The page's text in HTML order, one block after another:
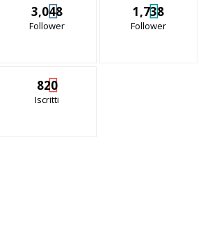
3,048
Follower
1,738
Follower
820
Iscritti